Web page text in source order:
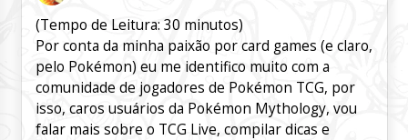
(Tempo de Leitura: 30 minutos)
Por conta da minha paixão por card games (e claro,
pelo Pokémon) eu me identifico muito com a
comunidade de jogadores de Pokémon TCG, por
isso, caros usuários da Pokémon Mythology, vou
falar mais sobre o TCG Live, compilar dicas e